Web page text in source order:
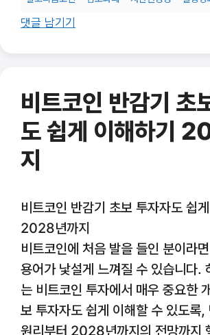
댓글 남기기
비트코인 반감기 초
도 쉽게 이해하기
지
비트코인 반감기 초보 투자자도 쉽게
2028년까지
비트코인에 처음 발을 들인 분이라면
용어가 낯설게 느껴질 수 있습니다.
는 비트코인 투자에서 매우 중요한
보 투자자도 쉽게 이해할 수 있도록,
원리부터 2028년까지의 전망까지